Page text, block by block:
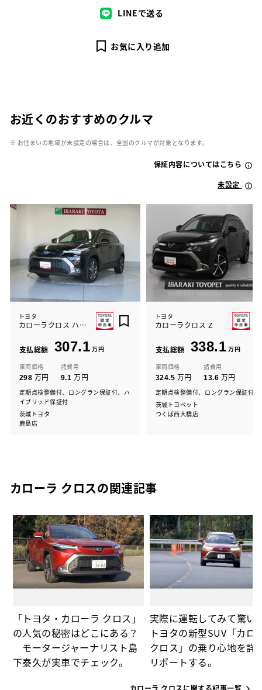
LINEで送る
お気に入り追加
お近くのおすすめのクルマ
※ お住まいの地域が未設定の場合は、全国のクルマが対象となります。
保証内容についてはこちら
未設定
トヨタ
カローラクロス ハイブリッド Z
支払総額 307.1 万円
車両価格
298 万円
諸費用
9.1 万円
定期点検整備付、ロングラン保証付、ハ
イブリッド保証付
茨城トヨタ
鹿島店
トヨタ
カローラクロス Z
支払総額 338.1 万円
車両価格
324.5 万円
諸費用
13.6 万円
定期点検整備付、ロングラン保証付
茨城トヨペット
つくば西大橋店
カローラ クロスの関連記事
「トヨタ・カローラ クロス」
の人気の秘密はどこにある？
モータージャーナリスト島
下泰久が実車でチェック。
実際に運転してみて驚い
トヨタの新型SUV「カロ
クロス」の乗り心地を詳
リポートする。
カローラ クロスに関する記事一覧